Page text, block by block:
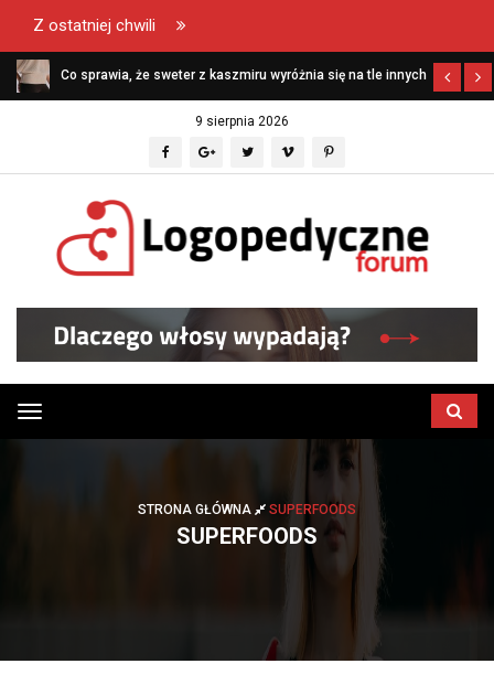
Z ostatniej chwili
Co sprawia, że sweter z kaszmiru wyróżnia się na tle innych
9 sierpnia 2026
Przełącz
menu
STRONA GŁÓWNA SUPERFOODS
SUPERFOODS